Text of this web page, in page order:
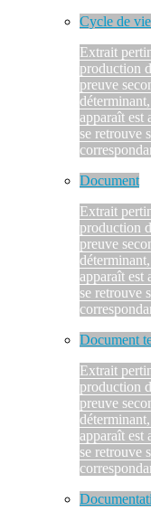
Cycle de vie
Extrait
production
preuve
apparaît est
se retrouve
Document
Extrait
production
preuve
apparaît est
se retrouve
Document
Extrait
production
preuve
apparaît est
se retrouve